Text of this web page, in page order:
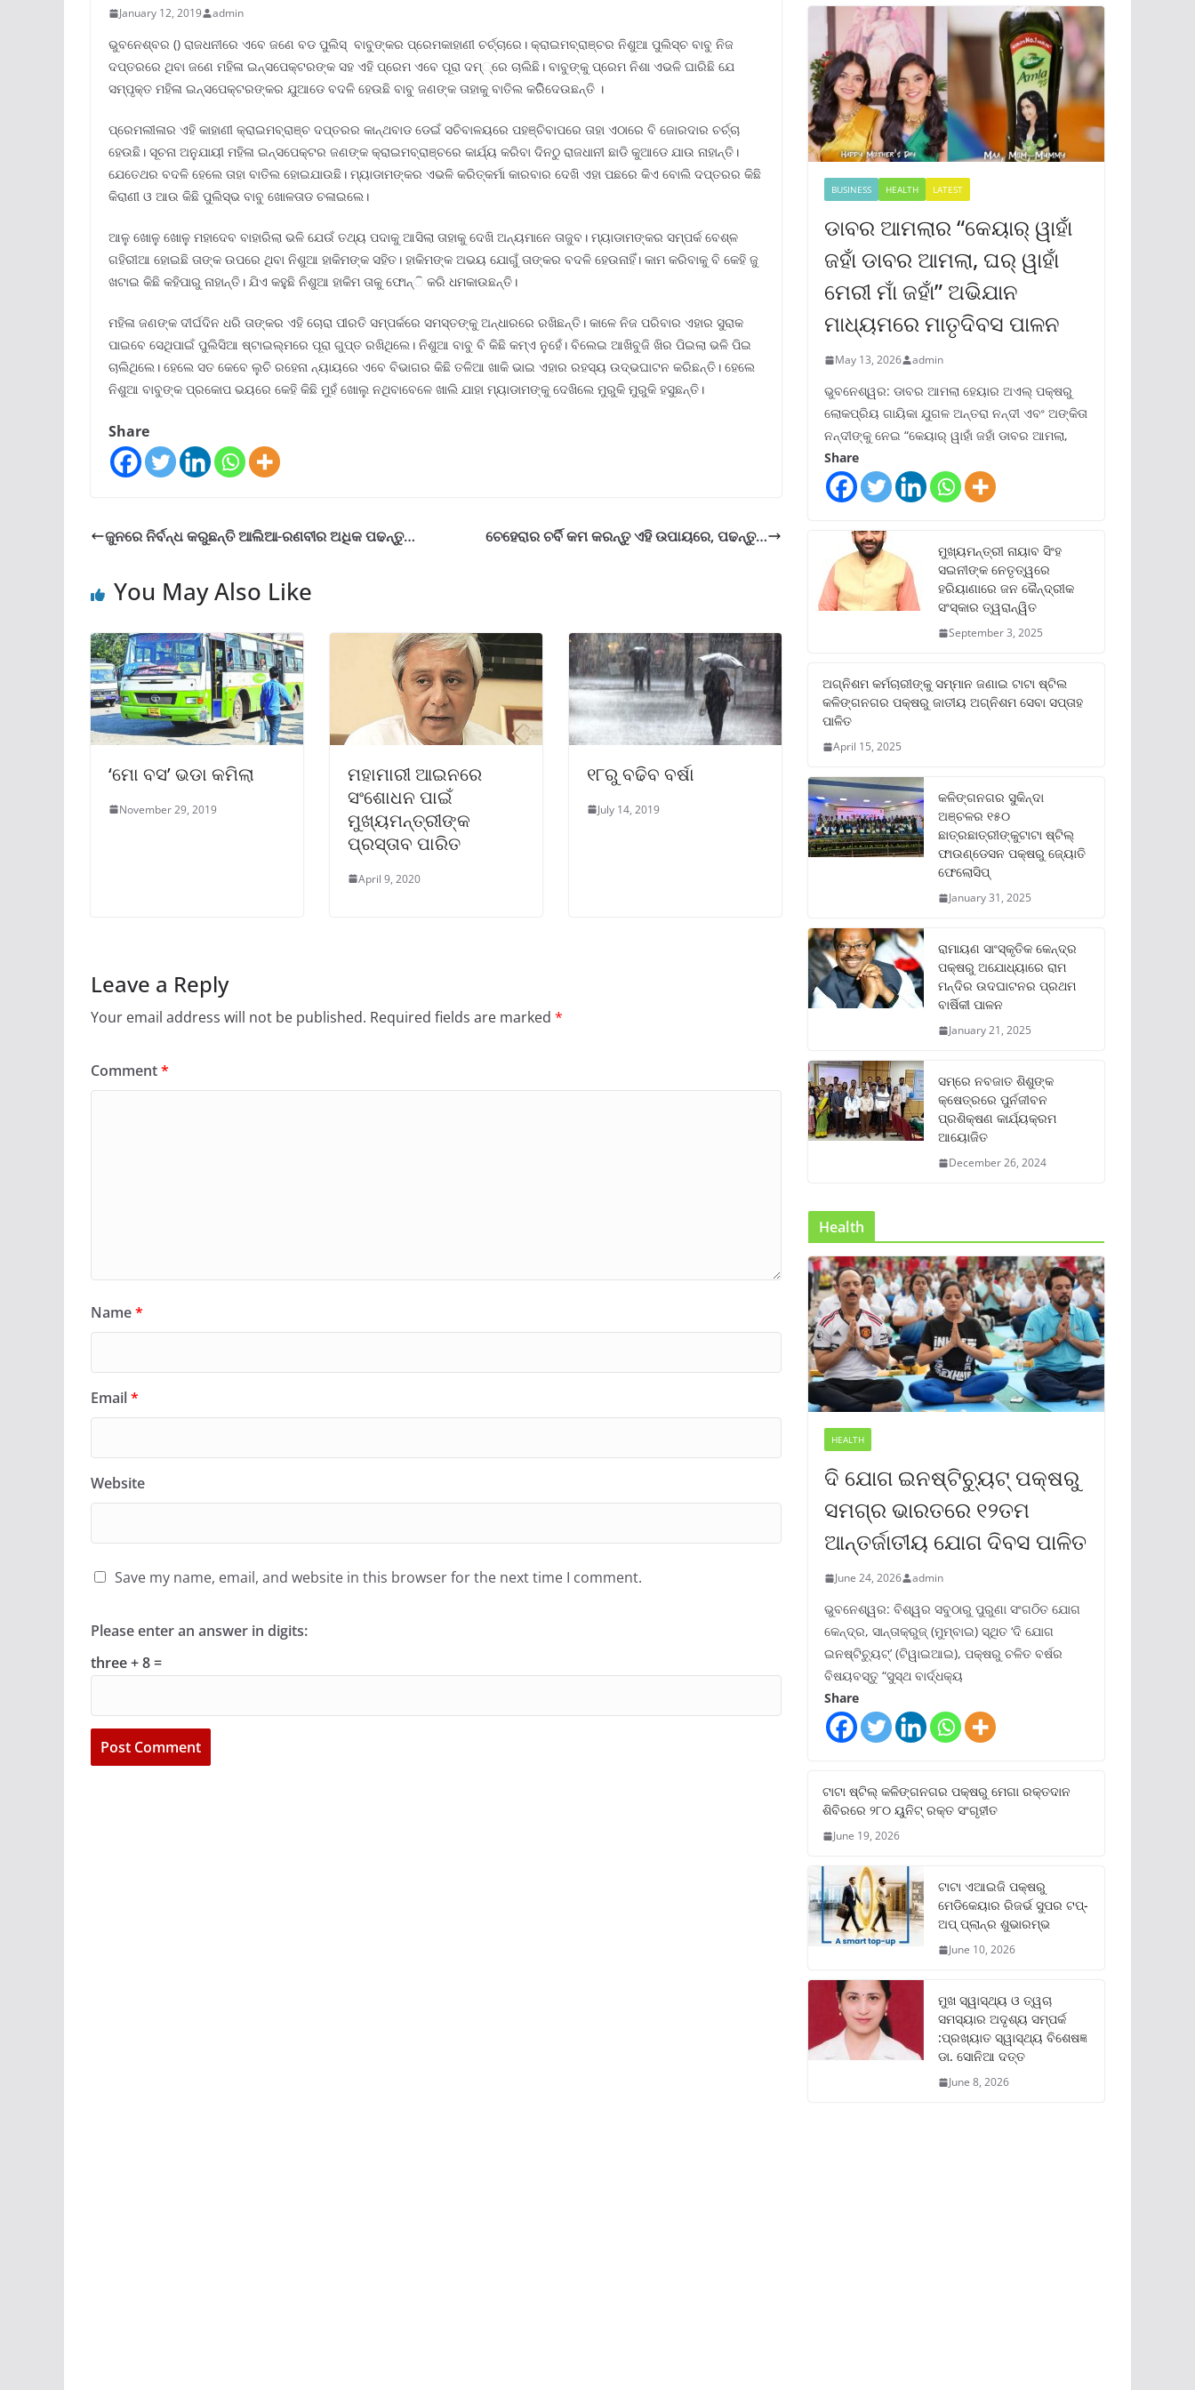
January 12, 2019 admin
ଭୁବନେଶ୍ବର () ରାଜଧନୀରେ ଏବେ ଜଣେ ବଡ ପୁଲିସ୍ ‌ ବାବୁଙ୍କର ପ୍ରେମକାହାଣୀ ଚର୍ଚ୍ଚାରେ। କ୍ରାଇମବ୍ରାଞ୍ଚର ନିଶୁଆ ପୁଲିସ୍ଚ‌ ବାବୁ ନିଜ
ଦପ୍ତରରେ ଥିବା ଜଣେ ମହିଳା ଇନ୍ସପେକ୍ଟରଙ୍କ ସହ ଏହି ପ୍ରେମ ଏବେ ପୂରା ଦମ୍୍‌ରେ ଚାଲିଛି। ବାବୁଙ୍କୁ ପ୍ରେମ ନିଶା ଏଭଳି ଘାରିଛି ଯେ
ସମ୍ପୃକ୍ତ ମହିଳା ଇନ୍ସପେକ୍ଟରଙ୍କର ଯୁଆଡେ ବଦଳି ହେଉଛି ବାବୁ ଜଣଙ୍କ ତାହାକୁ ବାତିଲ କରିିିଦେଉଛନ୍ତି ।
ପ୍ରେମଲୀଳାର ଏହି କାହାଣୀ କ୍ରାଇମବ୍ରାଞ୍ଚ ଦପ୍ତରର କାନ୍ଥବାଡ ଡେଇଁ ସଚିବାଳୟରେ ପହଞ୍ଚିବାପରେ ତାହା ଏଠାରେ ବି ଜୋରଦାର ଚର୍ଚ୍ଚା
ହେଉଛି। ସୂଚନା ଅନୁଯାୟୀ ମହିଳା ଇନ୍ସପେକ୍ଟର ଜଣଙ୍କ କ୍ରାଇମବ୍ରାଞ୍ଚରେ କାର୍ଯ୍ୟ କରିବା ଦିନଠୁ ରାଜଧାନୀ ଛାଡି କୁଆଡେ ଯାଉ ନାହାନ୍ତି।
ଯେତେଥର ବଦଳି ହେଲେ ତାହା ବାତିଲ ହୋଇଯାଉଛି। ମ୍ୟାଡାମଙ୍କର ଏଭଳି କରିତ୍କର୍ମା କାରବାର ଦେଖି ଏହା ପଛରେ କିଏ ବୋଲି ଦପ୍ତରର କିଛି
କିରାଣୀ ଓ ଆଉ କିଛି ପୁଲିସ୍ଭ‌ ବାବୁ ଖୋଳତାଡ ଚଳାଇଲେ।
ଆଳୁ ଖୋଳୁ ଖୋଳୁ ମହାଦେବ ବାହାରିଲା ଭଳି ଯେଉଁ ତଥ୍ୟ ପଦାକୁ ଆସିଲା ତାହାକୁ ଦେଖି ଅନ୍ୟମାନେ ତାଜୁବ। ମ୍ୟାଡାମଙ୍କର ସମ୍ପର୍କ ବେଶ୍ଳ‌
ଗହିରୀଆ ହୋଇଛି ତାଙ୍କ ଉପରେ ଥିବା ନିଶୁଆ ହାକିମଙ୍କ ସହିତ। ହାକିମଙ୍କ ଅଭୟ ଯୋଗୁଁ ତାଙ୍କର ବଦଳି ହେଉନାହିଁ। କାମ କରିବାକୁ ବି କେହି ଜୁ
ଖଟାଇ କିଛି କହିପାରୁ ନାହାନ୍ତି। ଯିଏ କହୁଛି ନିଶୁଆ ହାକିମ ତାକୁ ଫୋନ୍ି‌ କରି ଧମକାଉଛନ୍ତି।
ମହିଳା ଜଣଙ୍କ ଦୀର୍ଘଦିନ ଧରି ତାଙ୍କର ଏହି ଚୋରା ପୀରତି ସମ୍ପର୍କରେ ସମସ୍ତଙ୍କୁ ଅନ୍ଧାରରେ ରଖିଛନ୍ତି। କାଳେ ନିଜ ପରିବାର ଏହାର ସୁରାକ
ପାଇବେ ସେଥିପାଇଁ ପୁଲିସିଆ ଷ୍ଟାଇଲ୍ମ‌ରେ ପୂରା ଗୁପ୍ତ ରଖିଥିଲେ। ନିଶୁଆ ବାବୁ ବି କିଛି କମ୍ଏ‌ ନୁହେଁ। ବିଲେଇ ଆଖିବୁଜି ଖିର ପିଇଲା ଭଳି ପିଇ
ଚାଲିଥିଲେ। ହେଲେ ସତ କେବେ ଲୁଚି ରହେନା ନ୍ୟାୟରେ ଏବେ ବିଭାଗର କିଛି ତଳିଆ ଖାକି ଭାଇ ଏହାର ରହସ୍ୟ ଉଦ୍ଭ‌ଘାଟନ କରିଛନ୍ତି। ହେଲେ
ନିଶୁଆ ବାବୁଙ୍କ ପ୍ରକୋପ ଭୟରେ କେହି କିଛି ମୁହଁ ଖୋଲୁ ନଥିବାବେଳେ ଖାଲି ଯାହା ମ୍ୟାଡାମଙ୍କୁ ଦେଖିଲେ ମୁରୁକି ମୁରୁକି ହସୁଛନ୍ତି।
Share
ଜୁନରେ ନିର୍ବନ୍ଧ କରୁଛନ୍ତି ଆଲିଆ-ରଣବୀର ଅଧିକ ପଢନ୍ତୁ… ଚେହେରାର ଚର୍ବି କମ କରନ୍ତୁ ଏହି ଉପାୟରେ, ପଢନ୍ତୁ…
You May Also Like
‘ମୋ ବସ’ ଭଡା କମିଲା
November 29, 2019
ମହାମାରୀ ଆଇନରେ
ସଂଶୋଧନ ପାଇଁ
ମୁଖ୍ୟମନ୍ତ୍ରୀଙ୍କ
ପ୍ରସ୍ତାବ ପାରିତ
April 9, 2020
୧୮ରୁ ବଢିବ ବର୍ଷା
July 14, 2019
Leave a Reply
Your email address will not be published. Required fields are marked *
Comment*
Name*
Email*
Website
Save my name, email, and website in this browser for the next time I comment.
Please enter an answer in digits:
three + 8 =
BUSINESS HEALTH LATEST
ଡାବର ଆମଲାର “କେୟାର୍ ୱାହାଁ
ଜହାଁ ଡାବର ଆମଲା, ଘର୍ ୱାହାଁ
ମେରୀ ମାଁ ଜହାଁ” ଅଭିଯାନ
ମାଧ୍ୟମରେ ମାତୃଦିବସ ପାଳନ
May 13, 2026 admin
ଭୁବନେଶ୍ୱର: ଡାବର ଆମଲା ହେୟାର ଅଏଲ୍ ପକ୍ଷରୁ
ଲୋକପ୍ରିୟ ଗାୟିକା ଯୁଗଳ ଅନ୍ତରା ନନ୍ଦୀ ଏବଂ ଅଙ୍କିତା
ନନ୍ଦୀଙ୍କୁ ନେଇ “କେୟାର୍ ୱାହାଁ ଜହାଁ ଡାବର ଆମଲା,
Share
ମୁଖ୍ୟମନ୍ତ୍ରୀ ନାୟାବ ସିଂହ
ସଇନୀଙ୍କ ନେତୃତ୍ୱରେ
ହରିୟାଣାରେ ଜନ କୈନ୍ଦ୍ରୀକ
ସଂସ୍କାର ତ୍ୱରାନ୍ୱିତ
September 3, 2025
ଅଗ୍ନିଶମ କର୍ମଚାରୀଙ୍କୁ ସମ୍ମାନ ଜଣାଇ ଟାଟା ଷ୍ଟିଲ
କଳିଙ୍ଗନଗର ପକ୍ଷରୁ ଜାତୀୟ ଅଗ୍ନିଶମ ସେବା ସପ୍ତାହ
ପାଳିତ
April 15, 2025
କଳିଙ୍ଗନଗର ସୁକିନ୍ଦା
ଅଞ୍ଚଳର ୧୫୦
ଛାତ୍ରଛାତ୍ରୀଙ୍କୁଟାଟା ଷ୍ଟିଲ୍
ଫାଉଣ୍ଡେସନ ପକ୍ଷରୁ ଜ୍ୟୋତି
ଫେଲୋସିପ୍‌
January 31, 2025
ରାମାୟଣ ସାଂସ୍କୃତିକ କେନ୍ଦ୍ର
ପକ୍ଷରୁ ଅଯୋଧ୍ୟାରେ ରାମ
ମନ୍ଦିର ଉଦଘାଟନର ପ୍ରଥମ
ବାର୍ଷିକୀ ପାଳନ
January 21, 2025
ସମ୍‌ରେ ନବଜାତ ଶିଶୁଙ୍କ
କ୍ଷେତ୍ରରେ ପୁର୍ନଜୀବନ
ପ୍ରଶିକ୍ଷଣ କାର୍ଯ୍ୟକ୍ରମ
ଆୟୋଜିତ
December 26, 2024
Health
HEALTH
ଦି ଯୋଗ ଇନଷ୍ଟିଚ୍ୟୁଟ୍ ପକ୍ଷରୁ
ସମଗ୍ର ଭାରତରେ ୧୨ତମ
ଆନ୍ତର୍ଜାତୀୟ ଯୋଗ ଦିବସ ପାଳିତ
June 24, 2026 admin
ଭୁବନେଶ୍ୱର: ବିଶ୍ୱର ସବୁଠାରୁ ପୁରୁଣା ସଂଗଠିତ ଯୋଗ
କେନ୍ଦ୍ର, ସାନ୍ତାକ୍ରୁଜ୍ (ମୁମ୍ବାଇ) ସ୍ଥିତ ‘ଦି ଯୋଗ
ଇନଷ୍ଟିଚ୍ୟୁଟ୍‌’ (ଟିୱାଇଆଇ), ପକ୍ଷରୁ ଚଳିତ ବର୍ଷର
ବିଷୟବସ୍ତୁ “ସୁସ୍ଥ ବାର୍ଦ୍ଧକ୍ୟ
Share
ଟାଟା ଷ୍ଟିଲ୍‌ କଳିଙ୍ଗନଗର ପକ୍ଷରୁ ମେଗା ରକ୍ତଦାନ
ଶିବିରରେ ୨୮୦ ୟୁନିଟ୍‌ ରକ୍ତ ସଂଗୃହୀତ
June 19, 2026
ଟାଟା ଏଆଇଜି ପକ୍ଷରୁ
ମେଡିକେୟାର ରିଜର୍ଭ ସୁପର ଟପ୍‌-
ଅପ୍ ପ୍ଲାନ୍‌ର ଶୁଭାରମ୍ଭ
June 10, 2026
ମୁଖ ସ୍ୱାସ୍ଥ୍ୟ ଓ ତ୍ୱଚା
ସମସ୍ୟାର ଅଦୃଶ୍ୟ ସମ୍ପର୍କ
:ପ୍ରଖ୍ୟାତ ସ୍ୱାସ୍ଥ୍ୟ ବିଶେଷଜ୍ଞ
ଡା. ସୋନିଆ ଦତ୍ତ
June 8, 2026